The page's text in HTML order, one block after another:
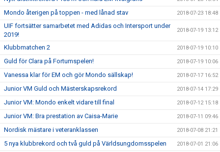
Mondo återigen på toppen - med lånad stav 2018-07-23 18:48
UIF fortsätter samarbetet med Adidas och Intersport under
2019!
2018-07-19 13:12
Klubbmatchen 2 2018-07-19 10:10
Guld för Clara på Fortumspelen! 2018-07-19 10:06
Vanessa klar för EM och gör Mondo sällskap! 2018-07-17 16:52
Junior VM Guld och Mästerskapsrekord 2018-07-14 17:29
Junior VM: Mondo enkelt vidare till final 2018-07-12 15:18
Junior VM: Bra prestation av Caisa-Marie 2018-07-11 09:46
Nordisk mästare i veteranklassen 2018-07-08 21:21
5 nya klubbrekord och två guld på Världsungdomsspelen 2018-07-01 21:06